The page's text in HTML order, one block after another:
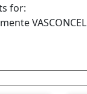
for: